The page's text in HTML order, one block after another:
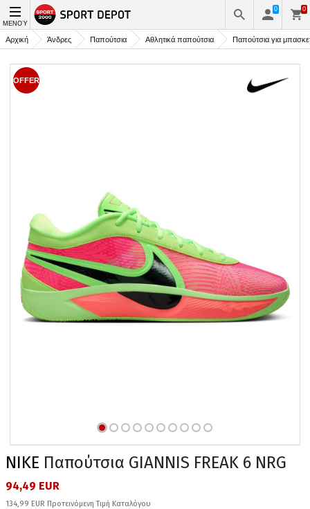
ΜΕΝΟΎ
0 0
Αρχική Άνδρες Παπούτσια Αθλητικά παπούτσια Παπούτσια για
OFFER
NIKE Παπούτσια GIANNIS FREAK 6 NRG
94,49 EUR
134,99 EUR Προτεινόμενη Τιμή Καταλόγου